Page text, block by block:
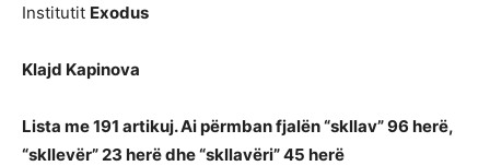
Institutit Exodus
Klajd Kapinova
Lista me 191 artikuj. Ai përmban fjalën “skllav” 96 herë,
“skllevër” 23 herë dhe “skllavëri” 45 herë